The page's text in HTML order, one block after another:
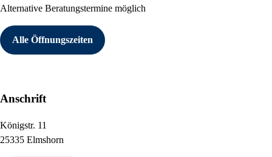
Alternative Beratungstermine möglich
Alle Öffnungszeiten
Anschrift
Königstr. 11
25335 Elmshorn